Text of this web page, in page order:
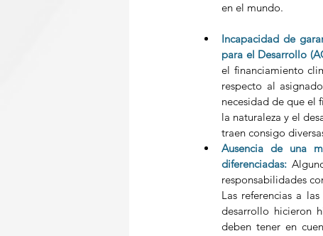
en el mundo.
Incapacidad de
para el Desarrollo
el financiamiento
respecto al
necesidad de que el
la naturaleza y el
traen consigo
Ausencia de una
diferenciadas:
responsabilidades
Las referencias a
desarrollo hicieron
deben tener en